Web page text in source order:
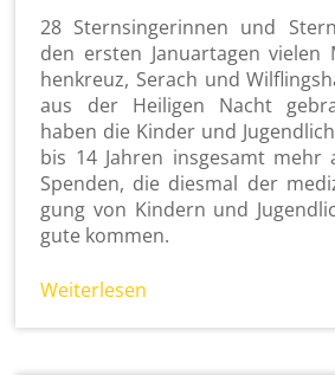
28 Stern­sin­ge­rin­nen und
den ers­ten Ja­nu­ar­ta­gen
hen­kreuz, Serach und
aus der Hei­li­gen Nacht
haben die Kin­der und
bis 14 Jah­ren ins­ge­samt mehr
Spen­den, die dies­mal der
gung von Kin­dern und
gu­te kom­men.
Wei­ter­le­sen